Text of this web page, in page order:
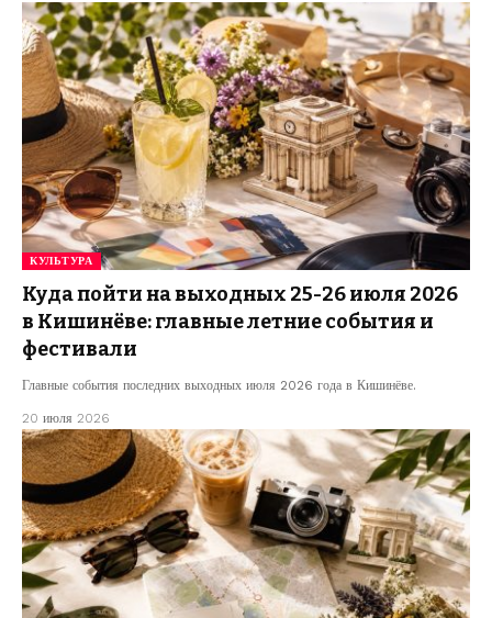
КУЛЬТУРА
Куда пойти на выходных 25-26 июля 2026
в Кишинёве: главные летние события и
фестивали
Главные события последних выходных июля 2026 года в Кишинёве.
20 июля 2026